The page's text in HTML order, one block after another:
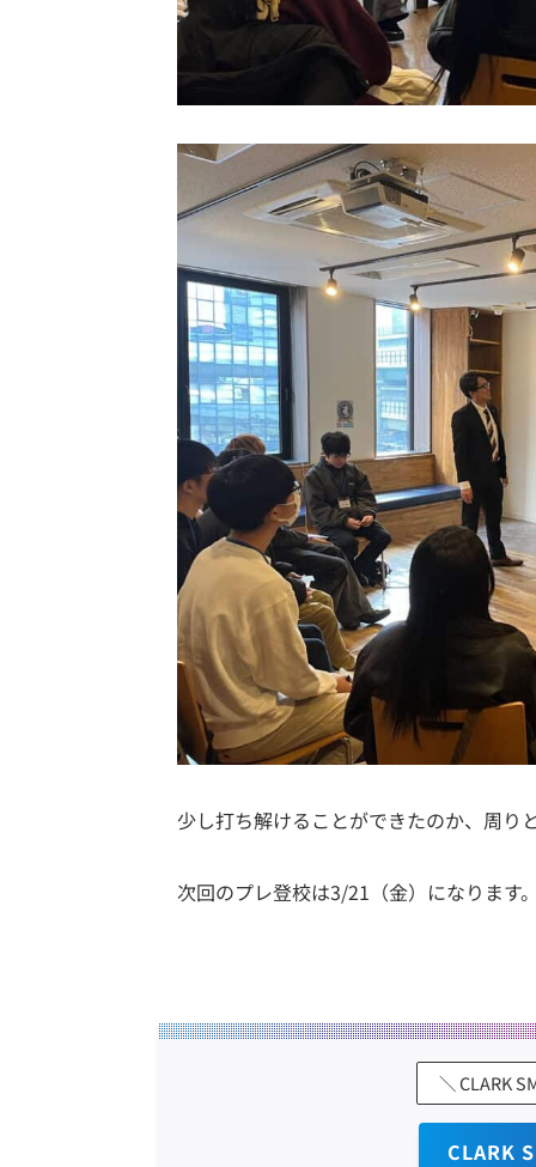
少し打ち解けることができたのか、周り
次回のプレ登校は3/21（金）になります
＼ CLARK
CLARK